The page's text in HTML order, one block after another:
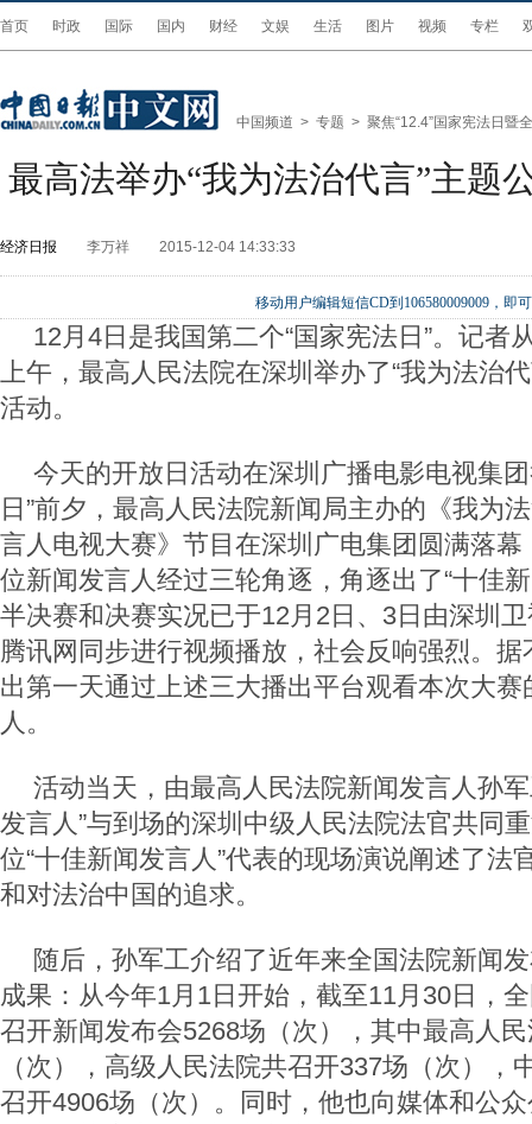
首页 时政 国际 国内 财经 文娱 生活 图片 视频 专栏
中国频道 > 专题 > 聚焦“12.4”国家宪法日暨
最高法举办“我为法治代言”主题
经济日报 李万祥 2015-12-04 14:33:33
移动用户编辑短信CD到106580009009，即
12月4日是我国第二个“国家宪法日”。记者
上午，最高人民法院在深圳举办了“我为法治
活动。
今天的开放日活动在深圳广播电影电视集
日”前夕，最高人民法院新闻局主办的《我为
言人电视大赛》节目在深圳广电集团圆满落
位新闻发言人经过三轮角逐，角逐出了“十佳
半决赛和决赛实况已于12月2日、3日由深圳
腾讯网同步进行视频播放，社会反响强烈。
出第一天通过上述三大播出平台观看本次大
人。
活动当天，由最高人民法院新闻发言人孙
发言人”与到场的深圳中级人民法院法官共同
位“十佳新闻发言人”代表的现场演说阐述了法
和对法治中国的追求。
随后，孙军工介绍了近年来全国法院新闻
成果：从今年1月1日开始，截至11月30日，
召开新闻发布会5268场（次），其中最高人
（次），高级人民法院共召开337场（次），
召开4906场（次）。同时，他也向媒体和公